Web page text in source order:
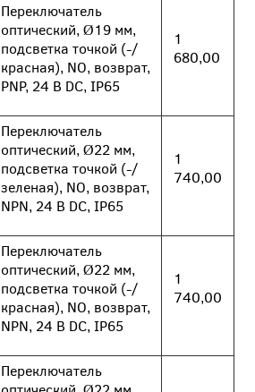
Переключатель
оптический, Ø19 мм,
подсветка точкой (-/
красная), NO, возврат,
PNP, 24 В DC, IP65
1
680,00
Переключатель
оптический, Ø22 мм,
подсветка точкой (-/
зеленая), NO, возврат,
NPN, 24 В DC, IP65
1
740,00
Переключатель
оптический, Ø22 мм,
подсветка точкой (-/
красная), NO, возврат,
NPN, 24 В DC, IP65
1
740,00
Переключатель